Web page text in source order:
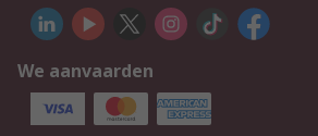
We aanvaarden